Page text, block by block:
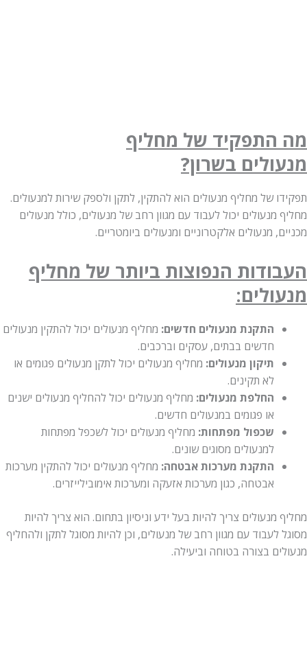
מה התפקיד של מחליף
מנעולים בשרון?
תפקידו של מחליף מנעולים הוא להתקין, לתקן ולספק שירות למנעולים.
מחליף מנעולים יכול לעבוד עם מגוון רחב של מנעולים, כולל מנעולים
מכניים, מנעולים אלקטרוניים ומנעולים ביומטריים.
העבודות הנפוצות ביותר של מחליף
מנעולים:
התקנת מנעולים חדשים: מחליף מנעולים יכול להתקין מנעולים
חדשים בבתים, עסקים וברכבים.
תיקון מנעולים: מחליף מנעולים יכול לתקן מנעולים פגומים או
לא תקינים.
החלפת מנעולים: מחליף מנעולים יכול להחליף מנעולים ישנים
או פגומים במנעולים חדשים.
שכפול מפתחות: מחליף מנעולים יכול לשכפל מפתחות
למנעולים מסוגים שונים.
התקנת מערכות אבטחה: מחליף מנעולים יכול להתקין מערכות
אבטחה, כגון מערכות אזעקה ומערכות אימובילייזרים.
מחליף מנעולים צריך להיות בעל ידע וניסיון בתחום. הוא צריך להיות
מסוגל לעבוד עם מגוון רחב של מנעולים, וכן להיות מסוגל לתקן ולהחליף
מנעולים בצורה בטוחה וביעילה.